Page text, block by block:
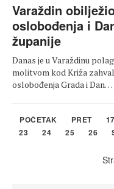
Varaždin
oslobođenja i
županije
Danas je u Varaždinu
molitvom kod Križa
oslobođenja Grada i Dan…
POČETAK PRET 17
23
24 25 26